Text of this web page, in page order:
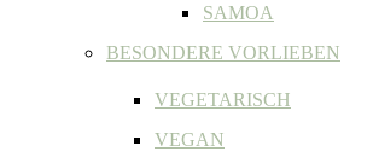
SAMOA
BESONDERE VORLIEBEN
VEGETARISCH
VEGAN